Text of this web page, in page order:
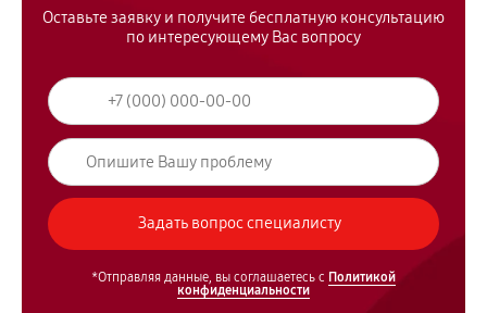
Оставьте заявку и получите бесплатную консультацию
по интересующему Вас вопросу
*Отправляя данные, вы соглашаетесь с Политикой
конфиденциальности